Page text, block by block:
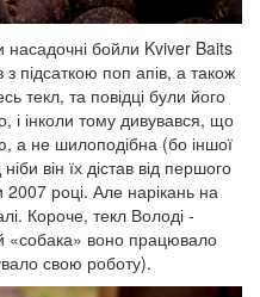
насадочні бойли Kviver Baits
підсаткою поп апів, а також
текл, та повідці були його
і інколи тому дивувався, що
а не шилоподібна (бо іншої
він їх дістав від першого
році. Але нарікань на
Короче, текл Володі -
«собака» воно працювало
свою роботу).